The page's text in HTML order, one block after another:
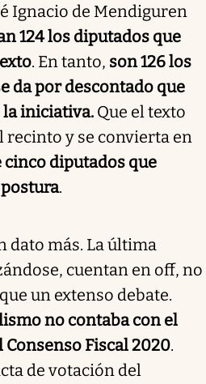
Ignacio de Mendiguren
124 los diputados que
. En tanto, son 126 los
da por descontado que
la iniciativa. Que el texto
recinto y se convierta en
cinco diputados que
.
dato más. La última
cuentan en off, no
un extenso debate.
no contaba con el
Fiscal 2020.
de votación del